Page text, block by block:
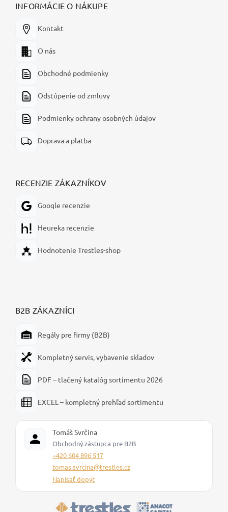
INFORMÁCIE O NÁKUPE
Kontakt
O nás
Obchodné podmienky
Odstúpenie od zmluvy
Podmienky ochrany osobných údajov
Doprava a platba
RECENZIE ZÁKAZNÍKOV
Google recenzie
Heureka recenzie
Hodnotenie Trestles-shop
B2B ZÁKAZNÍCI
Regály pre firmy (B2B)
Kompletný servis, vybavenie skladov
PDF – tlačený katalóg sortimentu 2026
EXCEL – kompletný prehľad sortimentu
Tomáš Svrčina
Obchodný zástupca pre B2B
+420 604 896 517
tomas.svrcina@trestles.cz
Napísať dopyt